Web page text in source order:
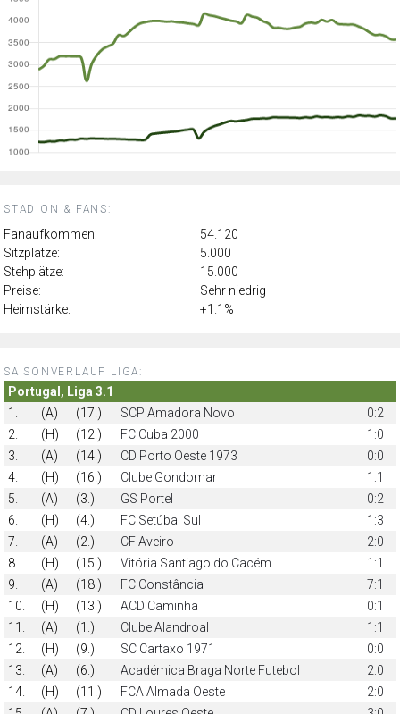
STADION & FANS:
Fanaufkommen:
54.120
Sitzplätze:
5.000
Stehplätze:
15.000
Preise:
Sehr niedrig
Heimstärke:
+1.1%
SAISONVERLAUF LIGA:
Portugal, Liga 3.1
1.
(A) (17.) SCP Amadora Novo
0:2
2.
(H) (12.) FC Cuba 2000
1:0
3.
(A) (14.) CD Porto Oeste 1973
0:0
4.
(H) (16.) Clube Gondomar
1:1
5.
(A) (3.) GS Portel
0:2
6.
(H) (4.) FC Setúbal Sul
1:3
7.
(A) (2.) CF Aveiro
2:0
8.
(H) (15.) Vitória Santiago do Cacém
1:1
9.
(A) (18.) FC Constância
7:1
10.
(H) (13.) ACD Caminha
0:1
11.
(A) (1.) Clube Alandroal
1:1
12.
(H) (9.) SC Cartaxo 1971
0:0
13.
(A) (6.) Académica Braga Norte Futebol
2:0
14.
(H) (11.) FCA Almada Oeste
2:0